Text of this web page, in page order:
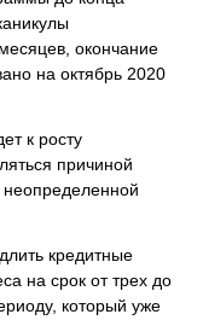
окончание
на октябрь 2020
к росту
причиной
неопределенной
кредитные
на срок от трех до
который уже